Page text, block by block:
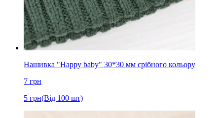
Нашивка "Happy baby" 30*30 мм срібного кольору
7 грн
5 грн(Від 100 шт)